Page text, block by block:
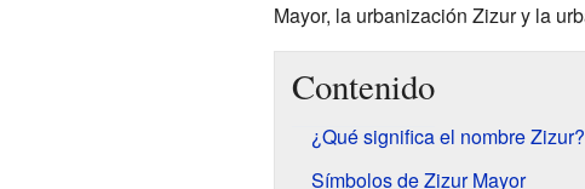
Mayor, la urbanización Zizur y la
Contenido
¿Qué significa el nombre Zizur?
Símbolos de Zizur Mayor